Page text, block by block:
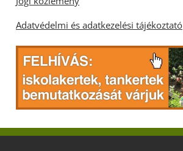
Adatvédelmi és adatkezelési tájékoztató